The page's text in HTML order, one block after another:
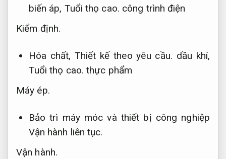
biến áp, Tuổi thọ cao. công trình điện
Kiểm định.
Hóa chất, Thiết kế theo yêu cầu. dầu khí,
Tuổi thọ cao. thực phẩm
Máy ép.
Bảo trì máy móc và thiết bị công nghiệp
Vận hành liên tục.
Vận hành.